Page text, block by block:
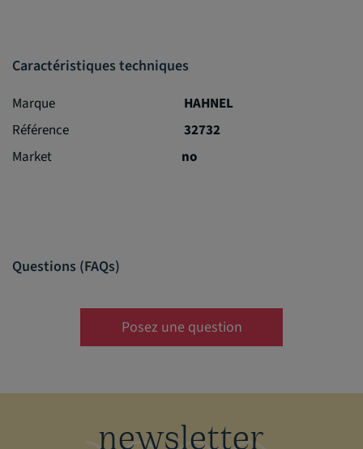
Caractéristiques techniques
Marque
HAHNEL
Référence
32732
Market
no
Questions (FAQs)
Posez une question
newsletter